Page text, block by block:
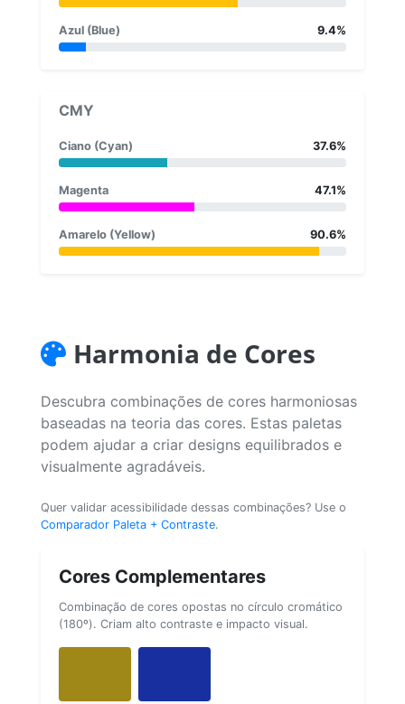
Azul (Blue) 9.4%
CMY
Ciano (Cyan) 37.6%
Magenta 47.1%
Amarelo (Yellow) 90.6%
Harmonia de Cores
Descubra combinações de cores harmoniosas
baseadas na teoria das cores. Estas paletas
podem ajudar a criar designs equilibrados e
visualmente agradáveis.
Quer validar acessibilidade dessas combinações? Use o
Comparador Paleta + Contraste.
Cores Complementares
Combinação de cores opostas no círculo cromático
(180º). Criam alto contraste e impacto visual.